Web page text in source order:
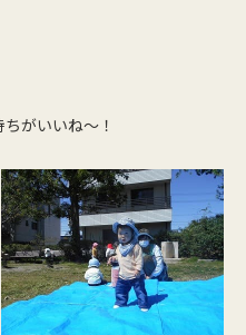
がいいね～！